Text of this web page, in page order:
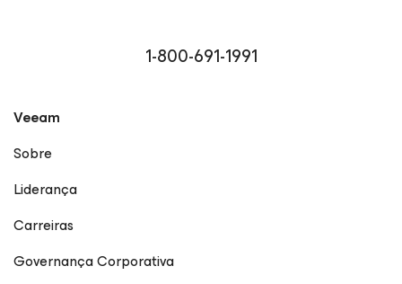
1-800-691-1991
Veeam
Sobre
Liderança
Carreiras
Governança Corporativa